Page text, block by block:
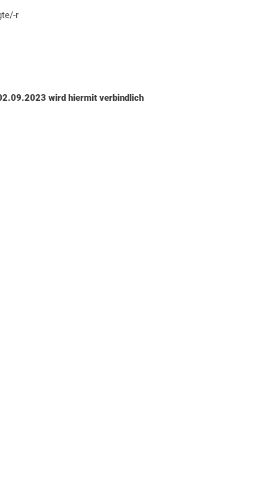
r
wird hiermit verbindlich